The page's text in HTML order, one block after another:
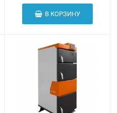
В КОРЗИНУ